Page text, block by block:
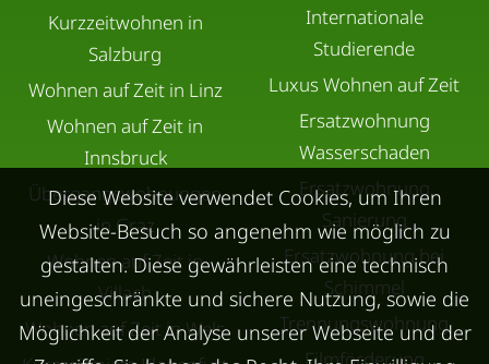
Kurzzeitwohnen in
Salzburg
Wohnen auf Zeit in Linz
Wohnen auf Zeit in
Innsbruck
Übergangswohnungen
in Graz
Wohnen auf Zeit in
Villach
Wohnen auf Zeit in Wels
Internationale
Studierende
Luxus Wohnen auf Zeit
Ersatzwohnung
Wasserschaden
Ersatzwohnung
Sanierung
Ersatzwohnung bei
Schimmel
Trennungswohnung
Diese Website verwendet Cookies, um Ihren
Website-Besuch so angenehm wie möglich zu
gestalten. Diese gewährleisten eine technisch
uneingeschränkte und sichere Nutzung, sowie die
Möglichkeit der Analyse unserer Webseite und der